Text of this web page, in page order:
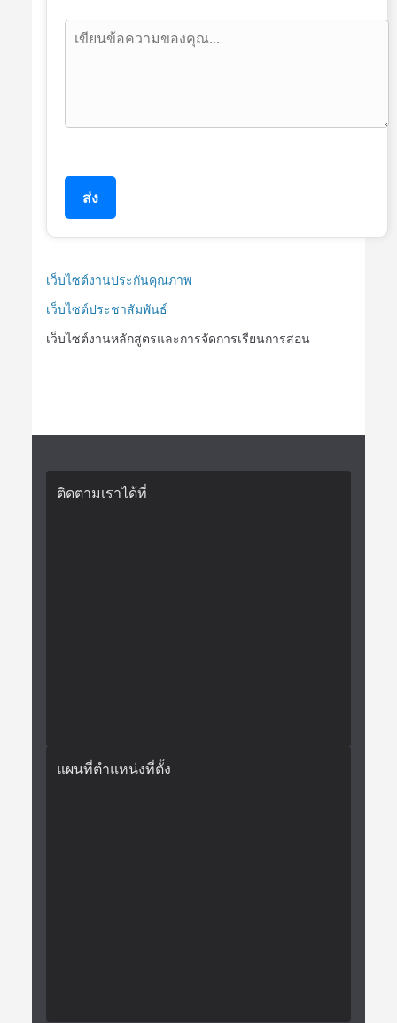
ส่ง
เว็บไซต์งานประกันคุณภาพ
เว็บไซต์ประชาสัมพันธ์
เว็บไซต์งานหลักสูตรและการจัดการเรียนการสอน
ติดตามเราได้ที่
แผนที่ตำแหน่งที่ตั้ง